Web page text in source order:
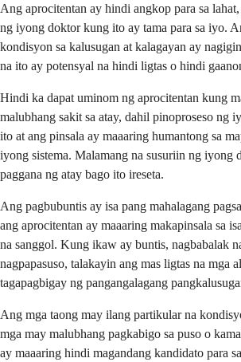
Ang aprocitentan ay hindi angkop para sa
ng iyong doktor kung ito ay tama para sa iyo.
kondisyon sa kalusugan at kalagayan ay
na ito ay potensyal na hindi ligtas o hindi
Hindi ka dapat uminom ng aprocitentan kung
malubhang sakit sa atay, dahil pinoproseso ng
ito at ang pinsala ay maaaring humantong sa
iyong sistema. Malamang na susuriin ng iyong
paggana ng atay bago ito ireseta.
Ang pagbubuntis ay isa pang mahalagang
ang aprocitentan ay maaaring makapinsala sa
na sanggol. Kung ikaw ay buntis, nagbabalak
nagpapasuso, talakayin ang mas ligtas na mga
tagapagbigay ng pangangalagang
Ang mga taong may ilang partikular na
mga may malubhang pagkabigo sa puso o
ay maaaring hindi magandang kandidato para